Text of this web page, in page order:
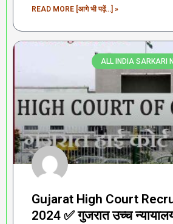
READ MORE [आगे भी पढ़ें...] »
ALL INDIA SARKARI
Gujarat High Court
2024 ✅ गुजरात उच्च